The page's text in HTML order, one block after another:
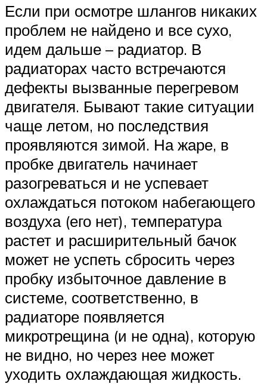
Если при осмотре шлангов никаких
проблем не найдено и все сухо,
идем дальше – радиатор. В
радиаторах часто встречаются
дефекты вызванные перегревом
двигателя. Бывают такие ситуации
чаще летом, но последствия
проявляются зимой. На жаре, в
пробке двигатель начинает
разогреваться и не успевает
охлаждаться потоком набегающего
воздуха (его нет), температура
растет и расширительный бачок
может не успеть сбросить через
пробку избыточное давление в
системе, соответственно, в
радиаторе появляется
микротрещина (и не одна), которую
не видно, но через нее может
уходить охлаждающая жидкость.